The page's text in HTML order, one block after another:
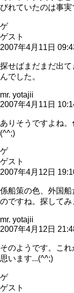
びれていたのは事実
ゲ
ゲスト
2007年4月11日
探せばまだまだ出
んでした。
mr. yotajii
2007年4月11日
ありそうですよね
(^^;)
ゲ
ゲスト
2007年4月12日
係船策の色、外国
のですね。探してみ
mr. yotajii
2007年4月12日
そのようです。こ
思います...(^^;)
ゲ
ゲスト